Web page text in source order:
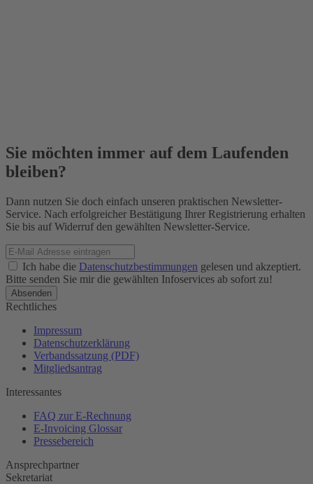
Sie möchten immer auf dem Laufenden
bleiben?
Dann nutzen Sie doch einfach unseren praktischen Newsletter-
Service. Nach erfolgreicher Bestätigung Ihrer Registrierung erhalten
Sie bis auf Widerruf den gewählten Newsletter-Service.
Ich habe die Datenschutzbestimmungen gelesen und akzeptiert.
Bitte senden Sie mir die gewählten Infoservices ab sofort zu!
Rechtliches
Impressum
Datenschutzerklärung
Verbandssatzung (PDF)
Mitgliedsantrag
Interessantes
FAQ zur E-Rechnung
E-Invoicing Glossar
Pressebereich
Ansprechpartner
Sekretariat